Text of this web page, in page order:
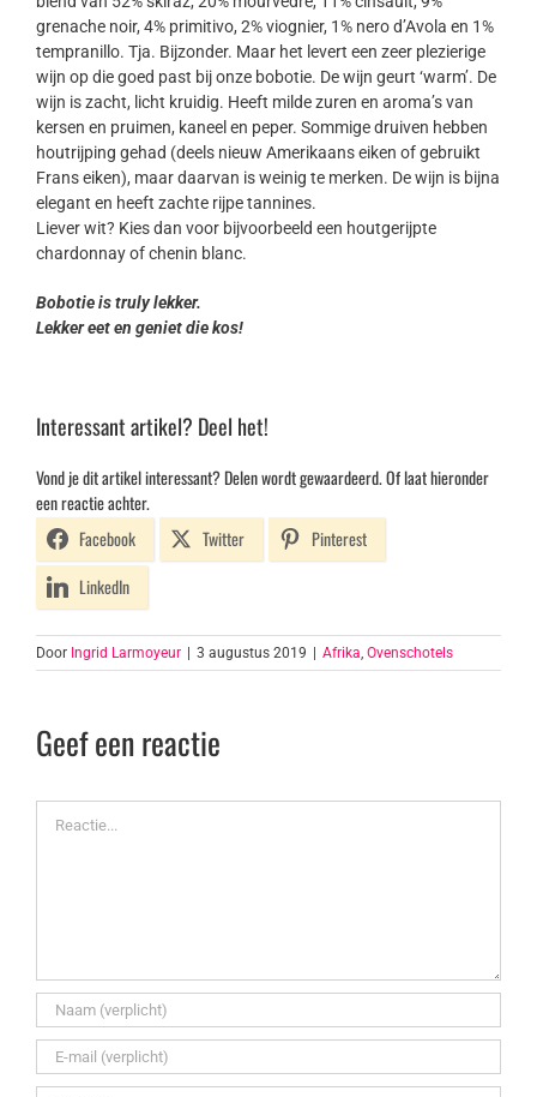
grenache noir, 4% primitivo, 2% viognier, 1% nero d’Avola en 1%
tempranillo. Tja. Bijzonder. Maar het levert een zeer plezierige
wijn op die goed past bij onze bobotie. De wijn geurt ‘warm’. De
wijn is zacht, licht kruidig. Heeft milde zuren en aroma’s van
kersen en pruimen, kaneel en peper. Sommige druiven hebben
houtrijping gehad (deels nieuw Amerikaans eiken of gebruikt
Frans eiken), maar daarvan is weinig te merken. De wijn is bijna
elegant en heeft zachte rijpe tannines.
Liever wit? Kies dan voor bijvoorbeeld een houtgerijpte
chardonnay of chenin blanc.
Bobotie is truly lekker.
Lekker eet en geniet die kos!
Interessant artikel? Deel het!
Vond je dit artikel interessant? Delen wordt gewaardeerd. Of laat hieronder
een reactie achter.
Facebook
Twitter
Pinterest
LinkedIn
Door Ingrid Larmoyeur 3 augustus 2019 Afrika, Ovenschotels
Geef een reactie